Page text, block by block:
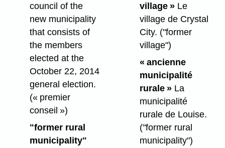
council of the
new municipality
that consists of
the members
elected at the
October 22, 2014
general election.
(« premier
conseil »)
"former rural
municipality"
village » Le
village de Crystal
City. ("former
village")
« ancienne
municipalité
rurale »La
municipalité
rurale de Louise.
("former rural
municipality")